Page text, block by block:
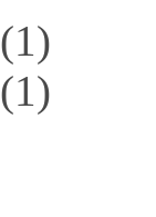
(1)
(1)